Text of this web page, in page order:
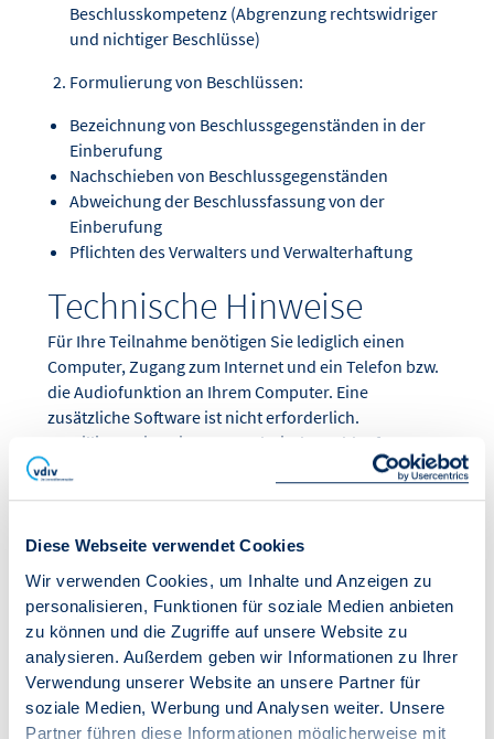
Diese Webseite verwendet Cookies
Wir verwenden Cookies, um Inhalte und Anzeigen zu
personalisieren, Funktionen für soziale Medien anbieten
zu können und die Zugriffe auf unsere Website zu
analysieren. Außerdem geben wir Informationen zu Ihrer
Verwendung unserer Website an unsere Partner für
soziale Medien, Werbung und Analysen weiter. Unsere
Partner führen diese Informationen möglicherweise mit
Beschlusskompetenz (Abgrenzung rechtswidriger
und nichtiger Beschlüsse)
Formulierung von Beschlüssen:
Bezeichnung von Beschlussgegenständen in der
Einberufung
Nachschieben von Beschlussgegenständen
Abweichung der Beschlussfassung von der
Einberufung
Pflichten des Verwalters und Verwalterhaftung
Technische Hinweise
Für Ihre Teilnahme benötigen Sie lediglich einen
Computer, Zugang zum Internet und ein Telefon bzw.
die Audiofunktion an Ihrem Computer. Eine
zusätzliche Software ist nicht erforderlich.
Detaillierte Hinweise zum technischen Ablauf
erhalten Sie mit Ihrer Buchungsbestätigung.
Weiterbildungspflicht
nach MaBV
Ihre Teilnahme wird angerechnet! Für Ihre
Teilnahme am Online-Seminar erhalten Sie eine
Teilnahmebestätigung, die Sie zum Nachweis Ihrer
Weiterbildungspflicht nutzen können. Ihre
Teilnahme bestätigen wir Ihnen mit bis zu 1 Stunde